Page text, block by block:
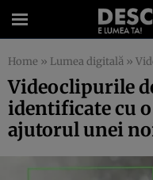
Home » Lumea digitală »
Videoclipurile
identificate cu
ajutorul unei